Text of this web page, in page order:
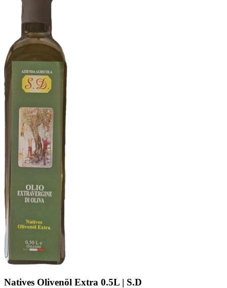
Natives Olivenöl Extra 0.5L | S.D